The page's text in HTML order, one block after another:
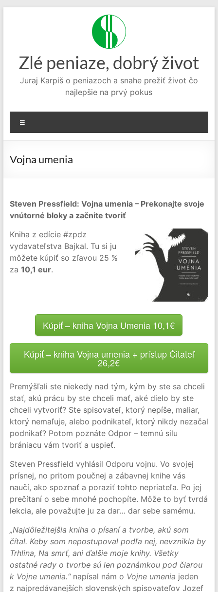
Zlé peniaze, dobrý život
Juraj Karpiš o peniazoch a snahe prežiť život čo
najlepšie na prvý pokus
Vojna umenia
Steven Pressfield: Vojna umenia – Prekonajte svoje
vnútorné bloky a začnite tvoriť
Kniha z edície #zpdz
vydavateľstva Bajkal. Tu si ju
môžete kúpiť so zľavou 25 %
za 10,1 eur.
Kúpiť – kniha Vojna Umenia 10,1€
Kúpiť – kniha Vojna umenia + prístup Čitateľ
26,2€
Premýšľali ste niekedy nad tým, kým by ste sa chceli
stať, akú prácu by ste chceli mať, aké dielo by ste
chceli vytvoriť? Ste spisovateľ, ktorý nepíše, maliar,
ktorý nemaľuje, alebo podnikateľ, ktorý nikdy nezačal
podnikať? Potom poznáte Odpor – temnú silu
brániacu vám tvoriť a uspieť.
Steven Pressfield vyhlásil Odporu vojnu. Vo svojej
prísnej, no pritom poučnej a zábavnej knihe vás
naučí, ako spoznať a poraziť tohto nepriateľa. Po jej
prečítaní o sebe mnohé pochopíte. Môže to byť tvrdá
lekcia, ale považujte ju za dar… dar sebe samému.
„Najdôležitejšia kniha o písaní a tvorbe, akú som
čítal. Keby som nepostupoval podľa nej, nevznikla by
Trhlina, Na smrť, ani ďalšie moje knihy. Všetky
ostatné rady o tvorbe sú len poznámkou pod čiarou
k Vojne umenia.“napísal nám o Vojne umenia jeden
z najpredávanejších slovenských spisovateľov Jozef